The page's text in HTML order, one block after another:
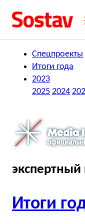
Спецпроекты
Итоги года
2023
2025 2024
Итоги